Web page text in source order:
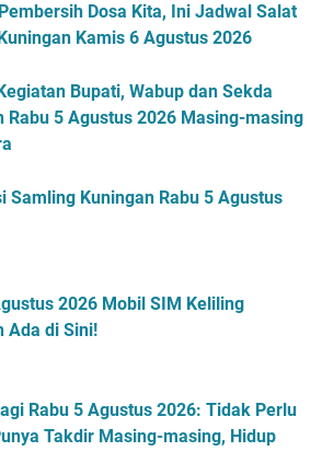
Dosa Kita, Ini Jadwal Salat
Kamis 6 Agustus 2026
Bupati, Wabup dan Sekda
Rabu 5 Agustus 2026 Masing-masing
Samling Kuningan Rabu 5 Agustus
2026 Mobil SIM Keliling
Ada di Sini!
Rabu 5 Agustus 2026: Tidak Perlu
Takdir Masing-masing, Hidup